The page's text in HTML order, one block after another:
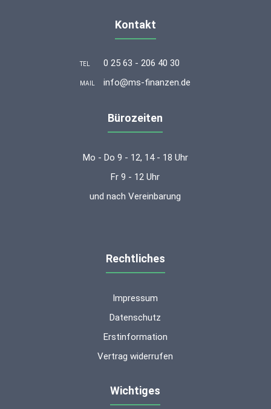
Kontakt
TEL 0 25 63 - 206 40 30
MAIL info@ms-finanzen.de
Bürozeiten
Mo - Do 9 - 12, 14 - 18 Uhr
Fr 9 - 12 Uhr
und nach Vereinbarung
Rechtliches
Impressum
Datenschutz
Erstinformation
Vertrag widerrufen
Wichtiges